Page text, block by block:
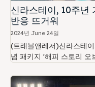
신라스테이, 10주년
반응 뜨거워
2024년 June 24일
(트래블앤레저)신라스테
념 패키지 '해피 스토리